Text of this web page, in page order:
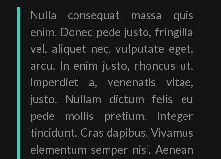
Nulla consequat massa quis
enim. Donec pede justo, fringilla
vel, aliquet nec, vulputate eget,
arcu. In enim justo, rhoncus ut,
imperdiet a, venenatis vitae,
justo. Nullam dictum felis eu
pede mollis pretium. Integer
tincidunt. Cras dapibus. Vivamus
elementum semper nisi. Aenean